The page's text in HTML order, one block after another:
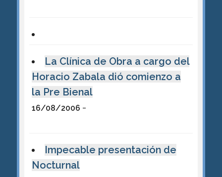
La Clínica de Obra a cargo del
Horacio Zabala dió comienzo a
la Pre Bienal
16/08/2006 -
Impecable presentación de
Nocturnal